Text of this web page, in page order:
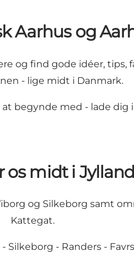
Aarhus og
og find gode idéer,
- lige midt i Danmark.
begynde med - lade dig
os midt i Jylland
og Silkeborg samt
Kattegat.
- Silkeborg - Randers -